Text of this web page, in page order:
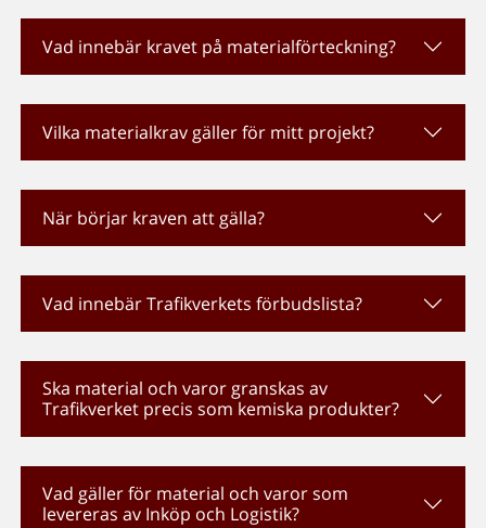
Vad innebär kravet på materialförteckning?
Vilka materialkrav gäller för mitt projekt?
När börjar kraven att gälla?
Vad innebär Trafikverkets förbudslista?
Ska material och varor granskas av
Trafikverket precis som kemiska produkter?
Vad gäller för material och varor som
levereras av Inköp och Logistik?